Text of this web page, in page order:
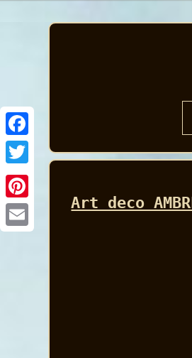
Facebook
Art deco